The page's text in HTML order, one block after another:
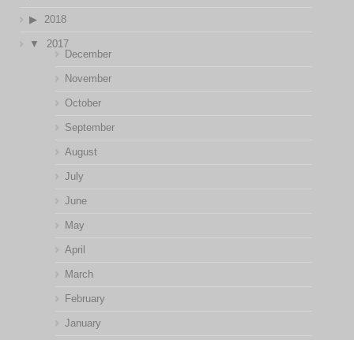
2018
2017
December
November
October
September
August
July
June
May
April
March
February
January